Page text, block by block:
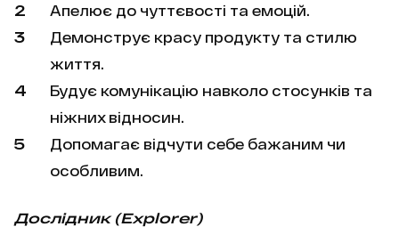
Апелює до чуттєвості та емоцій.
Демонструє красу продукту та стилю
життя.
Будує комунікацію навколо стосунків та
ніжних відносин.
Допомагає відчути себе бажаним чи
особливим.
Дослідник (Explorer)